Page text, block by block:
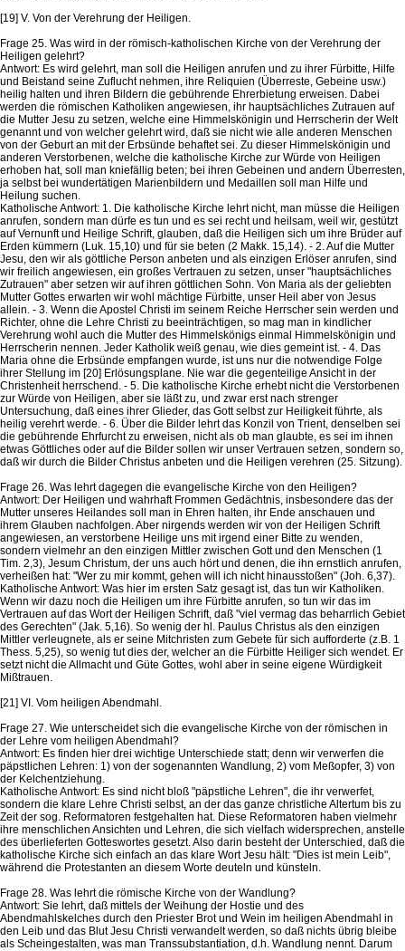
[19] V. Von der Verehrung der Heiligen.
Frage 25. Was wird in der römisch-katholischen Kirche von der Verehrung der
Heiligen gelehrt?
Antwort: Es wird gelehrt, man soll die Heiligen anrufen und zu ihrer Fürbitte, Hilfe
und Beistand seine Zuflucht nehmen, ihre Reliquien (Überreste, Gebeine usw.)
heilig halten und ihren Bildern die gebührende Ehrerbietung erweisen. Dabei
werden die römischen Katholiken angewiesen, ihr hauptsächliches Zutrauen auf
die Mutter Jesu zu setzen, welche eine Himmelskönigin und Herrscherin der Welt
genannt und von welcher gelehrt wird, daß sie nicht wie alle anderen Menschen
von der Geburt an mit der Erbsünde behaftet sei. Zu dieser Himmelskönigin und
anderen Verstorbenen, welche die katholische Kirche zur Würde von Heiligen
erhoben hat, soll man kniefällig beten; bei ihren Gebeinen und andern Überresten,
ja selbst bei wundertätigen Marienbildern und Medaillen soll man Hilfe und
Heilung suchen.
Katholische Antwort: 1. Die katholische Kirche lehrt nicht, man müsse die Heiligen
anrufen, sondern man dürfe es tun und es sei recht und heilsam, weil wir, gestützt
auf Vernunft und Heilige Schrift, glauben, daß die Heiligen sich um ihre Brüder auf
Erden kümmern (Luk. 15,10) und für sie beten (2 Makk. 15,14). - 2. Auf die Mutter
Jesu, den wir als göttliche Person anbeten und als einzigen Erlöser anrufen, sind
wir freilich angewiesen, ein großes Vertrauen zu setzen, unser "hauptsächliches
Zutrauen" aber setzen wir auf ihren göttlichen Sohn. Von Maria als der geliebten
Mutter Gottes erwarten wir wohl mächtige Fürbitte, unser Heil aber von Jesus
allein. - 3. Wenn die Apostel Christi im seinem Reiche Herrscher sein werden und
Richter, ohne die Lehre Christi zu beeinträchtigen, so mag man in kindlicher
Verehrung wohl auch die Mutter des Himmelskönigs einmal Himmelskönigin und
Herrscherin nennen. Jeder Katholik weiß genau, wie dies gemeint ist. - 4. Das
Maria ohne die Erbsünde empfangen wurde, ist uns nur die notwendige Folge
ihrer Stellung im [20] Erlösungsplane. Nie war die gegenteilige Ansicht in der
Christenheit herrschend. - 5. Die katholische Kirche erhebt nicht die Verstorbenen
zur Würde von Heiligen, aber sie läßt zu, und zwar erst nach strenger
Untersuchung, daß eines ihrer Glieder, das Gott selbst zur Heiligkeit führte, als
heilig verehrt werde. - 6. Über die Bilder lehrt das Konzil von Trient, denselben sei
die gebührende Ehrfurcht zu erweisen, nicht als ob man glaubte, es sei im ihnen
etwas Göttliches oder auf die Bilder sollen wir unser Vertrauen setzen, sondern so,
daß wir durch die Bilder Christus anbeten und die Heiligen verehren (25. Sitzung).
Frage 26. Was lehrt dagegen die evangelische Kirche von den Heiligen?
Antwort: Der Heiligen und wahrhaft Frommen Gedächtnis, insbesondere das der
Mutter unseres Heilandes soll man in Ehren halten, ihr Ende anschauen und
ihrem Glauben nachfolgen. Aber nirgends werden wir von der Heiligen Schrift
angewiesen, an verstorbene Heilige uns mit irgend einer Bitte zu wenden,
sondern vielmehr an den einzigen Mittler zwischen Gott und den Menschen (1
Tim. 2,3), Jesum Christum, der uns auch hört und denen, die ihn ernstlich anrufen,
verheißen hat: "Wer zu mir kommt, gehen will ich nicht hinausstoßen" (Joh. 6,37).
Katholische Antwort: Was hier im ersten Satz gesagt ist, das tun wir Katholiken.
Wenn wir dazu noch die Heiligen um ihre Fürbitte anrufen, so tun wir das im
Vertrauen auf das Wort der Heiligen Schrift, daß "viel vermag das beharrlich Gebiet
des Gerechten" (Jak. 5,16). So wenig der hl. Paulus Christus als den einzigen
Mittler verleugnete, als er seine Mitchristen zum Gebete für sich aufforderte (z.B. 1
Thess. 5,25), so wenig tut dies der, welcher an die Fürbitte Heiliger sich wendet. Er
setzt nicht die Allmacht und Güte Gottes, wohl aber in seine eigene Würdigkeit
Mißtrauen.
[21] VI. Vom heiligen Abendmahl.
Frage 27. Wie unterscheidet sich die evangelische Kirche von der römischen in
der Lehre vom heiligen Abendmahl?
Antwort: Es finden hier drei wichtige Unterschiede statt; denn wir verwerfen die
päpstlichen Lehren: 1) von der sogenannten Wandlung, 2) vom Meßopfer, 3) von
der Kelchentziehung.
Katholische Antwort: Es sind nicht bloß "päpstliche Lehren", die ihr verwerfet,
sondern die klare Lehre Christi selbst, an der das ganze christliche Altertum bis zu
Zeit der sog. Reformatoren festgehalten hat. Diese Reformatoren haben vielmehr
ihre menschlichen Ansichten und Lehren, die sich vielfach widersprechen, anstelle
des überlieferten Gotteswortes gesetzt. Also darin besteht der Unterschied, daß die
katholische Kirche sich einfach an das klare Wort Jesu hält: "Dies ist mein Leib",
während die Protestanten an diesem Worte deuteln und künsteln.
Frage 28. Was lehrt die römische Kirche von der Wandlung?
Antwort: Sie lehrt, daß mittels der Weihung der Hostie und des
Abendmahlskelches durch den Priester Brot und Wein im heiligen Abendmahl in
den Leib und das Blut Jesu Christi verwandelt werden, so daß nichts übrig bleibe
als Scheingestalten, was man Transsubstantiation, d.h. Wandlung nennt. Darum